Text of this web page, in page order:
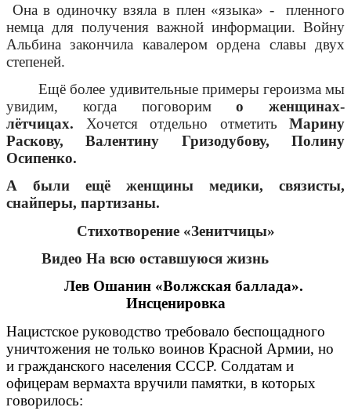
Она в одиночку взяла в плен «языка» - пленного
немца для получения важной информации. Войну
Альбина закончила кавалером ордена славы двух
степеней.
Ещё более удивительные примеры героизма мы
увидим, когда поговоримо женщинах-
лётчицах. Хочется отдельно отметить Марину
Раскову, Валентину Гризодубову, Полину
Осипенко.
А были ещё женщины медики, связисты,
снайперы, партизаны.
Стихотворение «Зенитчицы»
Видео На всю оставшуюся жизнь
Лев Ошанин «Волжская баллада».
Инсценировка
Нацистское руководство требовало беспощадного
уничтожения не только воинов Красной Армии, но
и гражданского населения СССР. Солдатам и
офицерам вермахта вручили памятки, в которых
говорилось: